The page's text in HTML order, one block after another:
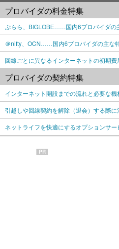
プロバイダの料金特集
ぷらら、BIGLOBE……国内6プロバイダの
＠nifty、OCN……国内6プロバイダの主な
回線ごとに異なるインターネットの初期費
プロバイダの契約特集
インターネット開設までの流れと必要な機
引越しや回線契約を解除（退会）する際に
ネットライフを快適にするオプションサー
PR